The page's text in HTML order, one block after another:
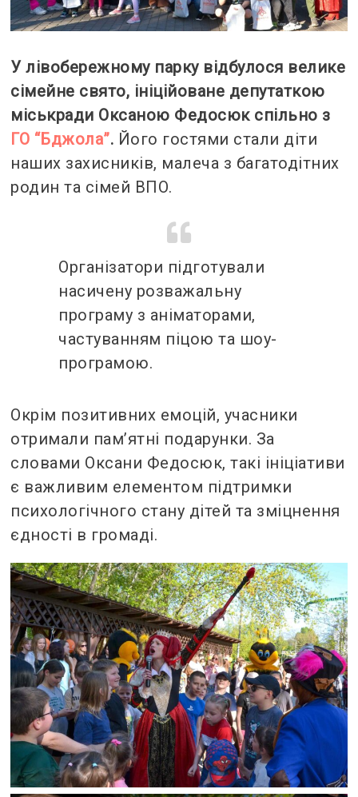
У лівобережному парку відбулося велике
сімейне свято, ініційоване депутаткою
міськради Оксаною Федосюк спільно з
ГО “Бджола”. Його гостями стали діти
наших захисників, малеча з багатодітних
родин та сімей ВПО.
Організатори підготували
насичену розважальну
програму з аніматорами,
частуванням піцою та шоу-
програмою.
Окрім позитивних емоцій, учасники
отримали пам’ятні подарунки. За
словами Оксани Федосюк, такі ініціативи
є важливим елементом підтримки
психологічного стану дітей та зміцнення
єдності в громаді.